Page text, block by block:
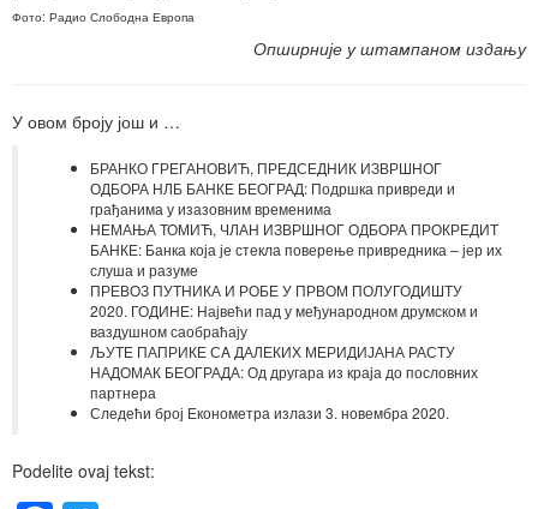
Фото: Радио Слободна Европа
Опширније у штампаном издању
У овом броју још и …
БРАНКО ГРЕГАНОВИЋ, ПРЕДСЕДНИК ИЗВРШНОГ
ОДБОРА НЛБ БАНКЕ БЕОГРАД: Подршка привреди и
грађанима у изазовним временима
НЕМАЊА ТОМИЋ, ЧЛАН ИЗВРШНОГ ОДБОРА ПРОКРЕДИТ
БАНКЕ: Банка која је стекла поверење привредника – јер их
слуша и разуме
ПРЕВОЗ ПУТНИКА И РОБЕ У ПРВОМ ПОЛУГОДИШТУ
2020. ГОДИНЕ: Највећи пад у међународном друмском и
ваздушном саобраћају
ЉУТЕ ПАПРИКЕ СA ДАЛЕКИХ МЕРИДИЈАНА РАСТУ
НАДОМАК БЕОГРАДА: Од другара из краја до пословних
партнера
Следећи број Економетра излази 3. новембра 2020.
Podelite ovaj tekst: